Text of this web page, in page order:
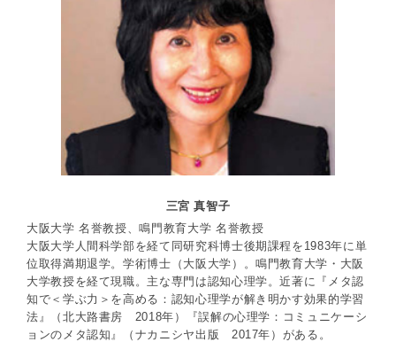
三宮 真智子
大阪大学 名誉教授、鳴門教育大学 名誉教授
大阪大学人間科学部を経て同研究科博士後期課程を1983年に単
位取得満期退学。学術博士（大阪大学）。鳴門教育大学・大阪
大学教授を経て現職。主な専門は認知心理学。近著に『メタ認
知で＜学ぶ力＞を高める：認知心理学が解き明かす効果的学習
法』（北大路書房 2018年）『誤解の心理学：コミュニケーシ
ョンのメタ認知』（ナカニシヤ出版 2017年）がある。